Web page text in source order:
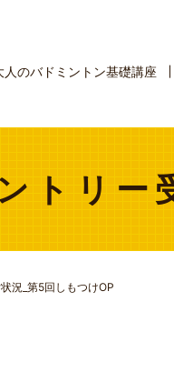
人のバドミントン基礎講座
トリー
況_第5回しもつけOP